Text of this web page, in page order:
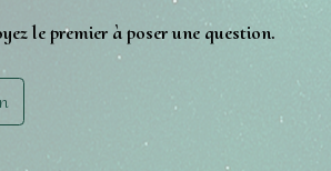
le premier à poser une question.